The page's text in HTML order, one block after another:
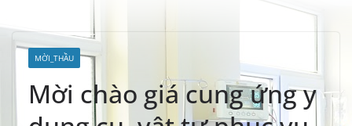
MỜI_THẦU
Mời chào giá cung ứng y